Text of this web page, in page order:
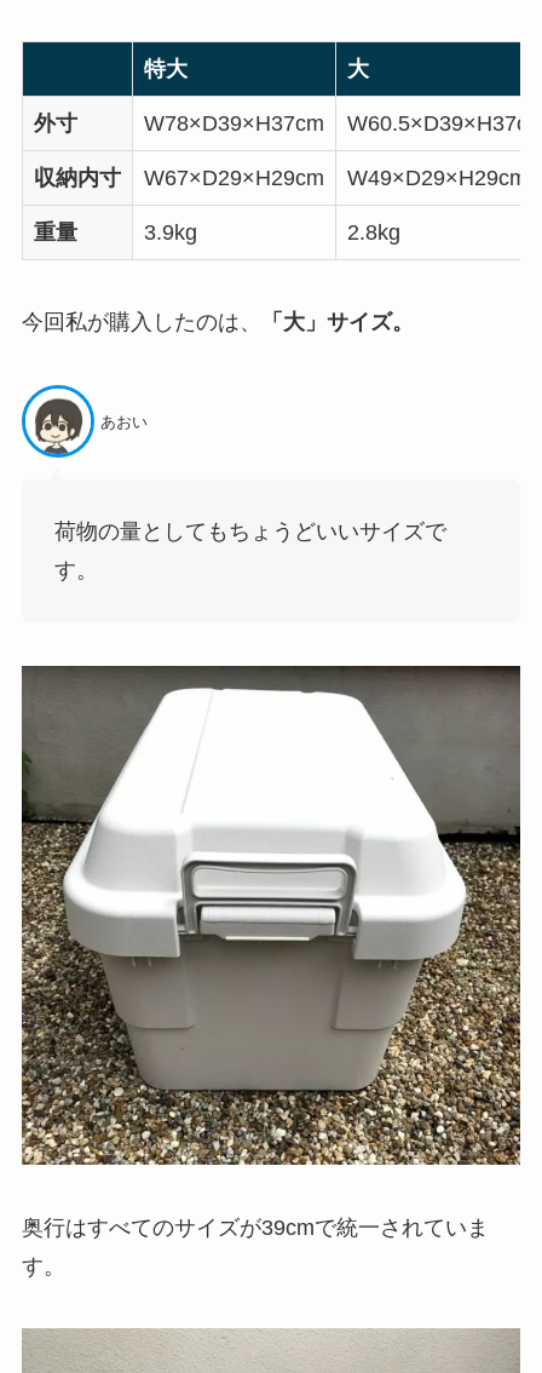
特大 大
外寸 W78×D39×H37cm
収納内寸 W67×D29×H29cm W49×D29×H29cm
重量 3.9kg 2.8kg
今回私が購入したのは、 「大」サイズ。
あおい
荷物の量としてもちょうどいいサイズで
す。
奥行はすべてのサイズが39cmで統一されていま
す。